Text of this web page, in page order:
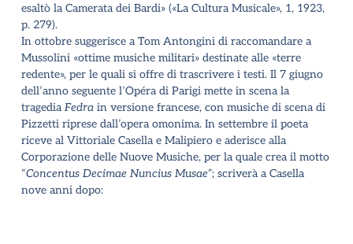
esaltò la Camerata dei Bardi» («La Cultura Musicale», 1, 1923,
p. 279).
In ottobre suggerisce a Tom Antongini di raccomandare a
Mussolini «ottime musiche militari» destinate alle «terre
redente», per le quali si offre di trascrivere i testi. Il 7 giugno
dell’anno seguente l’Opéra di Parigi mette in scena la
tragedia Fedra in versione francese, con musiche di scena di
Pizzetti riprese dall’opera omonima. In settembre il poeta
riceve al Vittoriale Casella e Malipiero e aderisce alla
Corporazione delle Nuove Musiche, per la quale crea il motto
“Concentus Decimae Nuncius Musae”; scriverà a Casella
nove anni dopo: